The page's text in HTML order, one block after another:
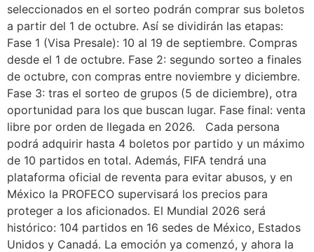
seleccionados en el sorteo podrán comprar sus boletos
a partir del 1 de octubre. Así se dividirán las etapas:
Fase 1 (Visa Presale): 10 al 19 de septiembre. Compras
desde el 1 de octubre. Fase 2: segundo sorteo a finales
de octubre, con compras entre noviembre y diciembre.
Fase 3: tras el sorteo de grupos (5 de diciembre), otra
oportunidad para los que buscan lugar. Fase final: venta
libre por orden de llegada en 2026. Cada persona
podrá adquirir hasta 4 boletos por partido y un máximo
de 10 partidos en total. Además, FIFA tendrá una
plataforma oficial de reventa para evitar abusos, y en
México la PROFECO supervisará los precios para
proteger a los aficionados. El Mundial 2026 será
histórico: 104 partidos en 16 sedes de México, Estados
Unidos y Canadá. La emoción ya comenzó, y ahora la